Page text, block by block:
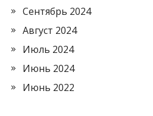
Сентябрь 2024
Август 2024
Июль 2024
Июнь 2024
Июнь 2022